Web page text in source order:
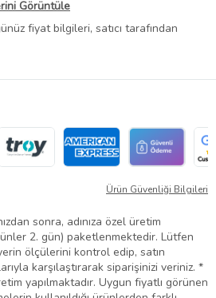
Görüntüle
fiyat bilgileri, satıcı tarafından
Ürün Güvenliği Bilgileri
sonra, adınıza özel üretim
2. gün) paketlenmektedir. Lütfen
ölçülerini kontrol edip, satın
karşılaştırarak siparişinizi veriniz. *
yapılmaktadır. Uygun fiyatlı görünen